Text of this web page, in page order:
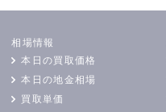
相場情報
本日の買取価格
本日の地金相場
買取単価